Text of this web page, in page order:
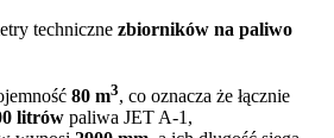
techniczne zbiorników na paliwo
80 m3, co oznacza że łącznie
litrów paliwa JET A-1,